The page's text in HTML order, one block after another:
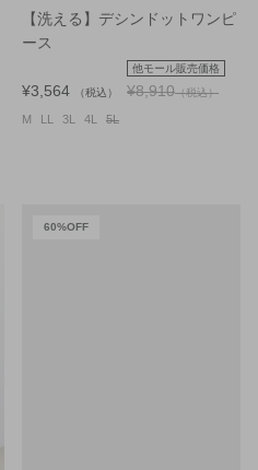
【洗える】デシンドットワンピ
ース
¥3,564 （税込）
他モール販売価格
¥8,910（税込）
M LL 3L 4L 5L
60%OFF